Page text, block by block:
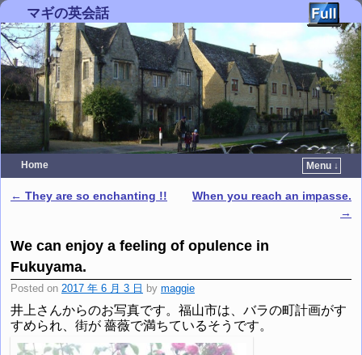
マギの英会話
Home
Menu ↓
Post navigation
← They are so enchanting !!
When you reach an impasse.
→
We can enjoy a feeling of opulence in
Fukuyama.
Posted on 2017 年 6 月 3 日 by maggie
井上さんからのお写真です。福山市は、バラの町計画がす
すめられ、街が 薔薇で満ちているそうです。